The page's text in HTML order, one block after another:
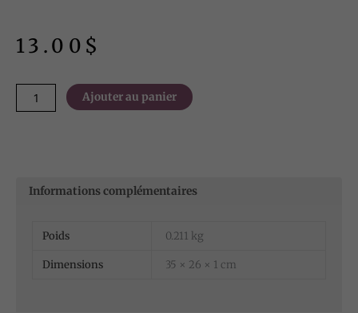
13.00 $
quantité
de
simple
(cahier)
Ajouter au panier
Informations complémentaires
Poids 0.211 kg
Dimensions 35 × 26 × 1 cm